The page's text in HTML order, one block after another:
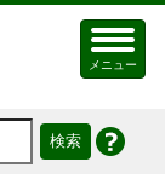
メニュー